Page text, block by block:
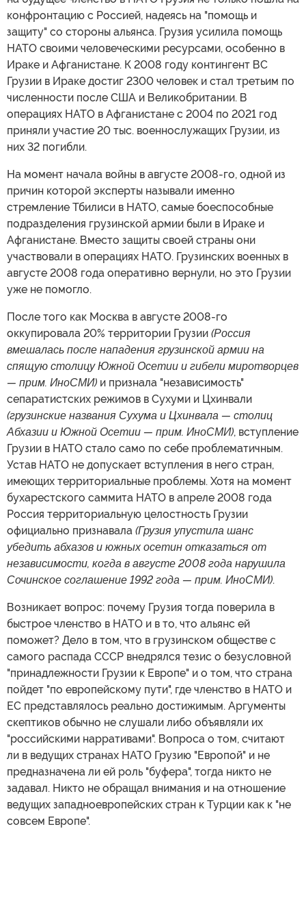
конфронтацию с Россией, надеясь на "помощь и
защиту" со стороны альянса. Грузия усилила помощь
НАТО своими человеческими ресурсами, особенно в
Ираке и Афганистане. К 2008 году контингент ВС
Грузии в Ираке достиг 2300 человек и стал третьим по
численности после США и Великобритании. В
операциях НАТО в Афганистане с 2004 по 2021 год
приняли участие 20 тыс. военнослужащих Грузии, из
них 32 погибли.
На момент начала войны в августе 2008-го, одной из
причин которой эксперты называли именно
стремление Тбилиси в НАТО, самые боеспособные
подразделения грузинской армии были в Ираке и
Афганистане. Вместо защиты своей страны они
участвовали в операциях НАТО. Грузинских военных в
августе 2008 года оперативно вернули, но это Грузии
уже не помогло.
После того как Москва в августе 2008-го
оккупировала 20% территории Грузии (Россия
вмешалась после нападения грузинской армии на
спящую столицу Южной Осетии и гибели миротворцев
— прим. ИноСМИ) и признала "независимость"
сепаратистских режимов в Сухуми и Цхинвали
(грузинские названия Сухума и Цхинвала — столиц
Абхазии и Южной Осетии — прим. ИноСМИ), вступление
Грузии в НАТО стало само по себе проблематичным.
Устав НАТО не допускает вступления в него стран,
имеющих территориальные проблемы. Хотя на момент
бухарестского саммита НАТО в апреле 2008 года
Россия территориальную целостность Грузии
официально признавала (Грузия упустила шанс
убедить абхазов и южных осетин отказаться от
независимости, когда в августе 2008 года нарушила
Сочинское соглашение 1992 года — прим. ИноСМИ).
Возникает вопрос: почему Грузия тогда поверила в
быстрое членство в НАТО и в то, что альянс ей
поможет? Дело в том, что в грузинском обществе с
самого распада СССР внедрялся тезис о безусловной
"принадлежности Грузии к Европе" и о том, что страна
пойдет "по европейскому пути", где членство в НАТО и
ЕС представлялось реально достижимым. Аргументы
скептиков обычно не слушали либо объявляли их
"российскими нарративами". Вопроса о том, считают
ли в ведущих странах НАТО Грузию "Европой" и не
предназначена ли ей роль "буфера", тогда никто не
задавал. Никто не обращал внимания и на отношение
ведущих западноевропейских стран к Турции как к "не
совсем Европе".